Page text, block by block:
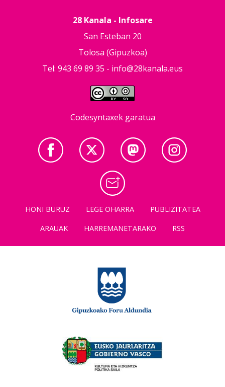
28 Kanala - Infosare
San Esteban 20
Tolosa (Gipuzkoa)
Tel: 943 69 89 35 - info@28kanala.eus
Codesyntaxek garatua
HONI BURUZ LEGE OHARRA
PUBLIZITATEA
ARAUAK
HARREMANETARAKO RSS